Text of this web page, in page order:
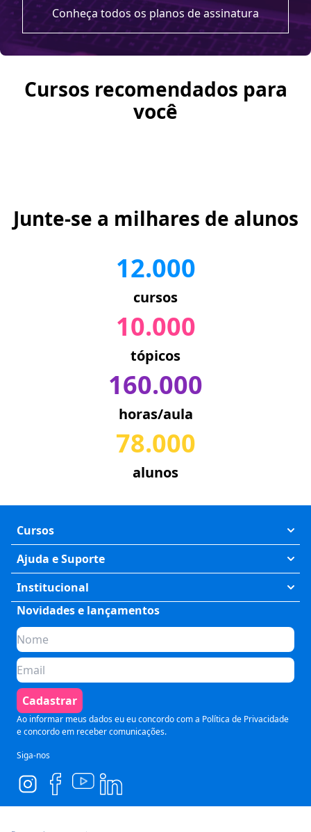
Conheça todos os planos de assinatura
Cursos recomendados para
você
Junte-se a milhares de alunos
12.000
cursos
10.000
tópicos
160.000
horas/aula
78.000
alunos
Cursos
Exatas
Humanas
Saúde
Tecnologia
Preparatórios
Comunicação
Pós Graduação
Ajuda e Suporte
Meus Cursos
Fale Conosco
Perguntas Frequentes
Formas de Pagamento
Política de Cancelamento
Termos de Uso
Segurança e Privacidade
Institucional
Quem somos
Planos de assinatura
Para Empresas
Seja um parceiro
Blog
Novidades e lançamentos
Cadastrar
Ao informar meus dados eu eu concordo com a Política de Privacidade
e concordo em receber comunicações.
Siga-nos